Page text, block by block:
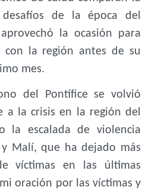
de la época del
la ocasión para
con la región antes de su
mes.
del Pontífice se volvió
a la crisis en la región del
la escalada de violencia
Malí, que ha dejado más
víctimas en las últimas
oración por las víctimas y